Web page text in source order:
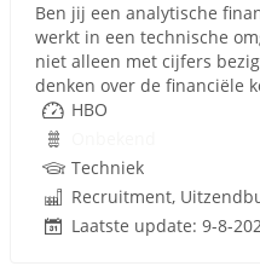
Ben jij een analytische
werkt in een technische
niet alleen met cijfers
denken over de financiële
HBO
Techniek
Recruitment,
Laatste update: 9-8-